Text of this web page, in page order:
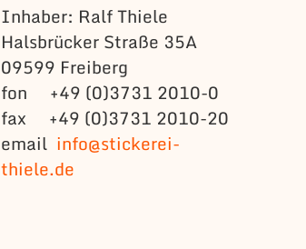
Inhaber: Ralf Thiele
Halsbrücker Straße 35A
09599 Freiberg
fon +49 (0)3731 2010-0
fax +49 (0)3731 2010-20
email info@stickerei-
thiele.de